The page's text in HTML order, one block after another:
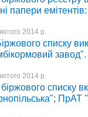
папери
2014 р.
списку
завод".
2014 р.
списку